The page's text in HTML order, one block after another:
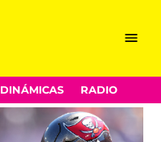
Menu
DINÁMICAS RADIO